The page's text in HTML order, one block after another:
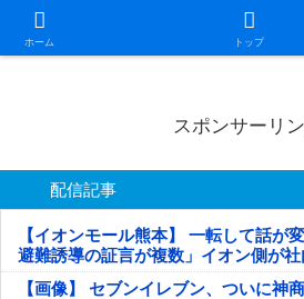
ホーム トップ
日本第一！ニュース録
スポンサーリ
配信記事
【イオンモール熊本】 一転して話が
避難誘導の証言が複数」イオン側が
疑い
【画像】 セブンイレブン、ついに神